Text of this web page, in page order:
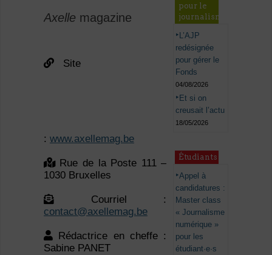
Axelle magazine
Site
: www.axellemag.be
Rue de la Poste 111 –
1030 Bruxelles
Courriel :
contact@axellemag.be
Rédactrice en cheffe :
Sabine PANET
pour le
journalisme
L’AJP
redésignée
pour gérer le
Fonds
04/08/2026
Et si on
creusait l’actu
18/05/2026
Étudiants
Appel à
candidatures :
Master class
« Journalisme
numérique »
pour les
étudiant·e·s